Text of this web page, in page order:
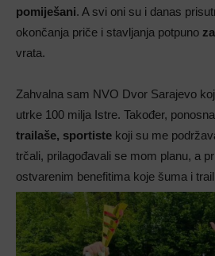
pomiješani. A svi oni su i danas
okončanja priče i stavljanja potpuno
vrata.
Zahvalna sam NVO Dvor Sarajevo
utrke 100 milja Istre. Također,
trailaše, sportiste koji su me
trčali, prilagođavali se mom planu, a
ostvarenim benefitima koje šuma i